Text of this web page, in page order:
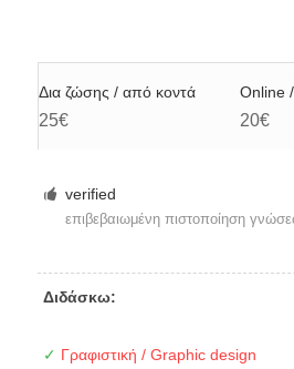
Δια ζώσης / από κοντά
25€
Online
20€
verified
επιβεβαιωμένη πιστοποίηση
Διδάσκω:
✓ Γραφιστική / Graphic design